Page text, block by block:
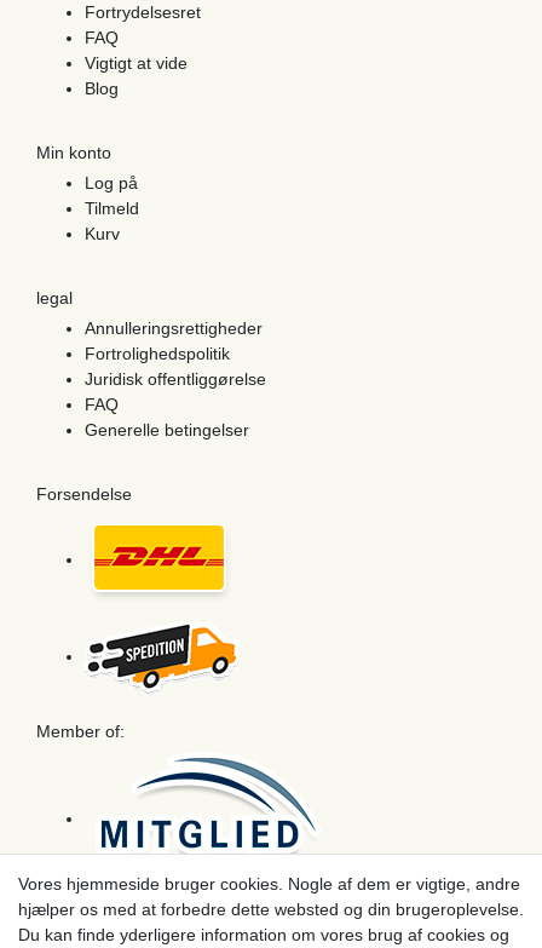
Fortrydelsesret
FAQ
Vigtigt at vide
Blog
Min konto
Log på
Tilmeld
Kurv
legal
Annulleringsrettigheder
Fortrolighedspolitik
Juridisk offentliggørelse
FAQ
Generelle betingelser
Forsendelse
Member of:
Betaling
Vores hjemmeside bruger cookies. Nogle af dem er vigtige, andre
hjælper os med at forbedre dette websted og din brugeroplevelse.
Du kan finde yderligere information om vores brug af cookies og